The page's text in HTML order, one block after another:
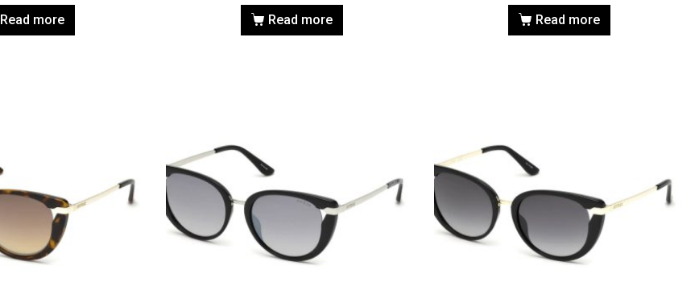
Read more Read more Read more